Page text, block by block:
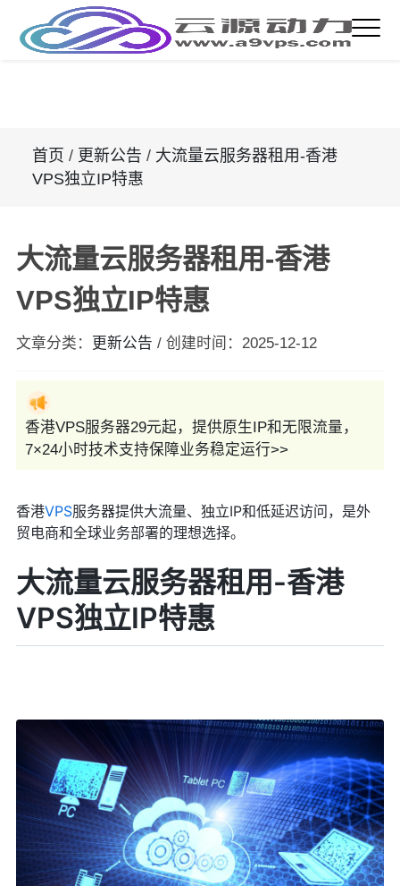
首页 / 更新公告 / 大流量云服务器租用-香港
VPS独立IP特惠
大流量云服务器租用-香港
VPS独立IP特惠
文章分类： 更新公告 / 创建时间： 2025-12-12
香港VPS服务器29元起，提供原生IP和无限流量，
7×24小时技术支持保障业务稳定运行>>
香港VPS服务器提供大流量、独立IP和低延迟访问，是外
贸电商和全球业务部署的理想选择。
大流量云服务器租用-香港
VPS独立IP特惠